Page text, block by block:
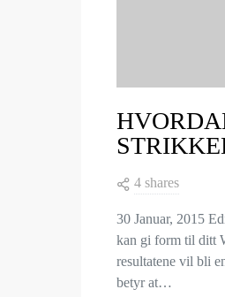
4 shares
30 Januar, 2015
kan gi form til ditt
resultatene vil bli
betyr at…